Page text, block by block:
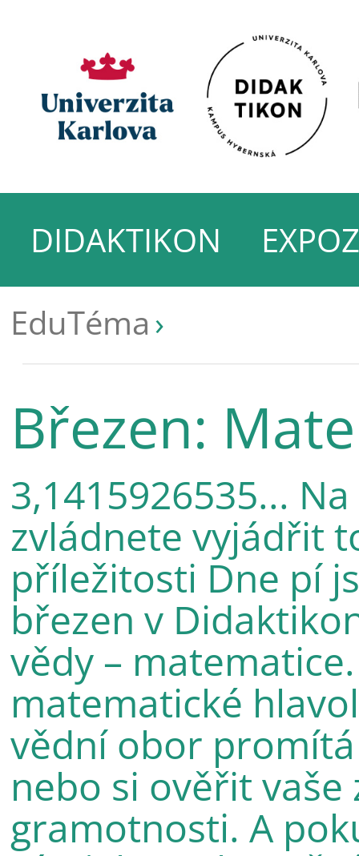
DIDAKTIKON
EduTéma
Březen:
3,1415926535...
zvládnete vyjádřit
příležitosti Dne pí
březen v
vědy –
matematické
vědní obor
nebo si ověřit
gramotnosti. A